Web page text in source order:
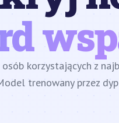
osób korzystających z
trenowany przez